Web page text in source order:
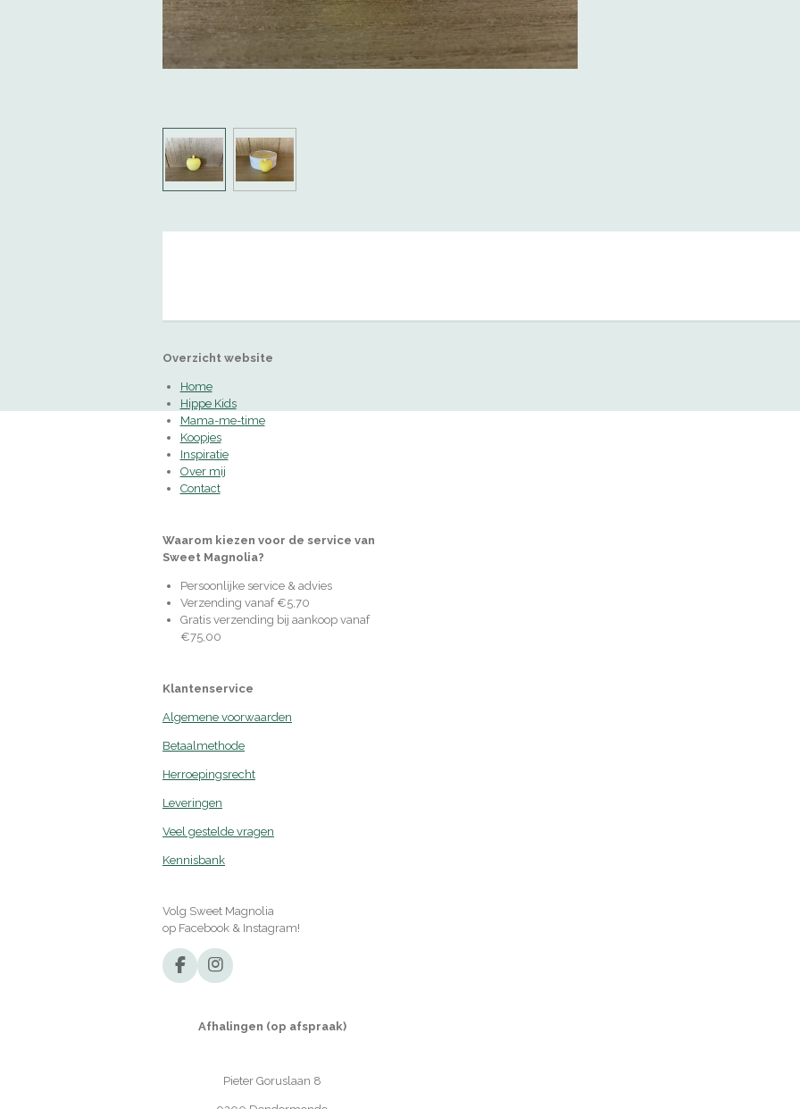
Overzicht website
Home
Hippe Kids
Mama-me-time
Koopjes
Inspiratie
Over mij
Contact
Waarom kiezen voor de service van
Sweet Magnolia?
Persoonlijke service & advies
Verzending vanaf €5,70
Gratis verzending bij aankoop vanaf
€75,00
Klantenservice
Algemene voorwaarden
Betaalmethode
Herroepingsrecht
Leveringen
Veel gestelde vragen
Kennisbank
Volg Sweet Magnolia
op Facebook & Instagram!
F
a
I
n
t
Afhalingen (op afspraak)
Pieter Goruslaan 8